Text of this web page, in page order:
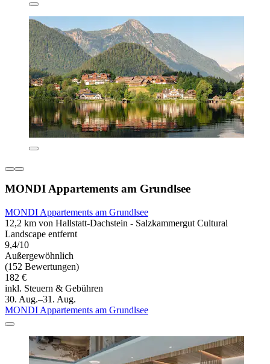
MONDI Appartements am Grundlsee
MONDI Appartements am Grundlsee
12,2 km von Hallstatt-Dachstein - Salzkammergut Cultural
Landscape entfernt
9,4/10
Außergewöhnlich
(152 Bewertungen)
182 €
inkl. Steuern & Gebühren
30. Aug.–31. Aug.
MONDI Appartements am Grundlsee